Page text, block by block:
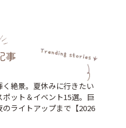
事
く絶景。夏休みに行きたい
ポット＆イベント15選。巨
のライトアップまで【2026